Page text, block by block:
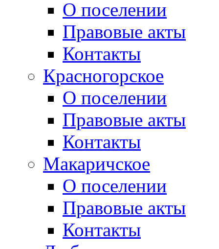
О поселении
Правовые акты
Контакты
Красногорское
О поселении
Правовые акты
Контакты
Макаричское
О поселении
Правовые акты
Контакты